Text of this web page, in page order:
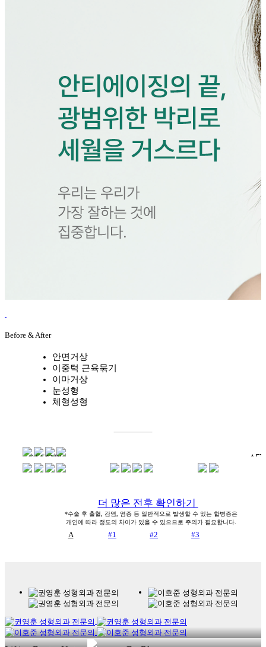
Before & After
안면거상
이중턱 근육묶기
이마거상
눈성형
체형성형
더 많은 전후 확인하기
*수술 후 출혈, 감염, 염증 등 일반적으로 발생할 수 있는 합병증은
개인에 따라 정도의 차이가 있을 수 있으므로 주의가 필요합니다.
A #1 #2 #3